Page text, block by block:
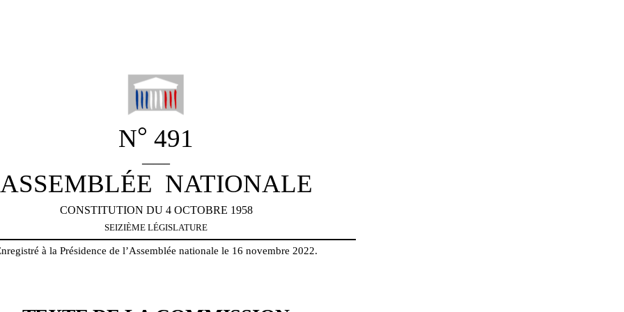
N° 491
ASSEMBLÉE NATIONALE
CONSTITUTION DU 4 OCTOBRE 1958
SEIZIÈME LÉGISLATURE
à la Présidence de l’Assemblée nationale le 16 novembre 2022.